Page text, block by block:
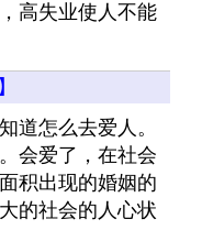
高失业使人不能
道怎么去爱人。
会爱了，在社会
积出现的婚姻的
的社会的人心状